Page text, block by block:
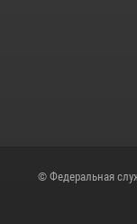
© Федеральная